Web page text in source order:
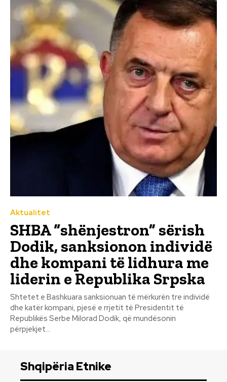
Aktualitet
SHBA “shënjestron” sërish
Dodik, sanksionon individë
dhe kompani të lidhura me
liderin e Republika Srpska
Shtetet e Bashkuara sanksionuan të mërkurën tre individë
dhe katër kompani, pjesë e rrjetit të Presidentit të
Republikës Serbe Milorad Dodik, që mundësonin
përpjekjet...
Shqipëria Etnike